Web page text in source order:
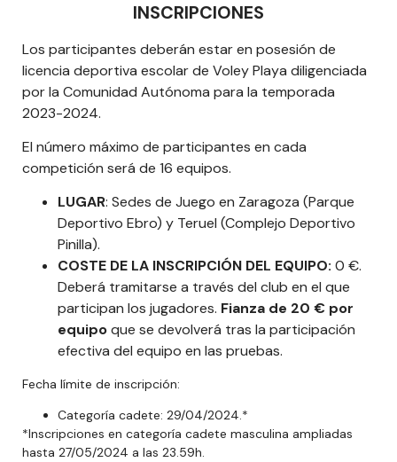
INSCRIPCIONES
Los participantes deberán estar en posesión de
licencia deportiva escolar de Voley Playa diligenciada
por la Comunidad Autónoma para la temporada
2023-2024.
El número máximo de participantes en cada
competición será de 16 equipos.
LUGAR: Sedes de Juego en Zaragoza (Parque
Deportivo Ebro) y Teruel (Complejo Deportivo
Pinilla).
COSTE DE LA INSCRIPCIÓN DEL EQUIPO: 0 €.
Deberá tramitarse a través del club en el que
participan los jugadores. Fianza de 20 € por
equipoque se devolverá tras la participación
efectiva del equipo en las pruebas.
Fecha límite de inscripción:
Categoría cadete: 29/04/2024.*
*Inscripciones en categoría cadete masculina ampliadas
hasta 27/05/2024 a las 23.59h.